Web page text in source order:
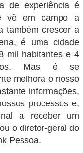
de experiência é
vê em campo a
também crescer a
é uma cidade
mil habitantes e 4
Mas é se
melhora o nosso
informações,
processos e,
a receber um
o diretor-geral do
Pessoa.